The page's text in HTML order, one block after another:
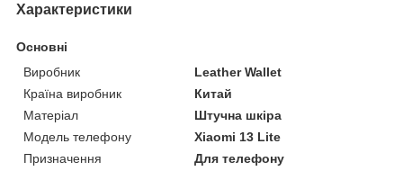
Характеристики
Основні
Виробник
Leather Wallet
Країна виробник
Китай
Матеріал
Штучна шкіра
Модель телефону
Xiaomi 13 Lite
Призначення
Для телефону